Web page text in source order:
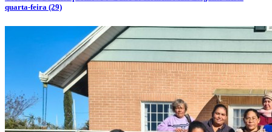
quarta-feira (29)